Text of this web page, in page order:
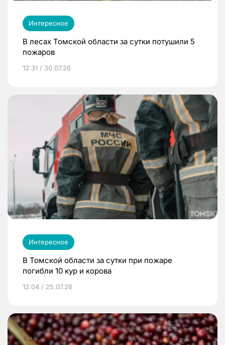
Интересное
В лесах Томской области за сутки потушили 5
пожаров
12:31 / 30.07.26
Интересное
В Томской области за сутки при пожаре
погибли 10 кур и корова
12:04 / 25.07.26